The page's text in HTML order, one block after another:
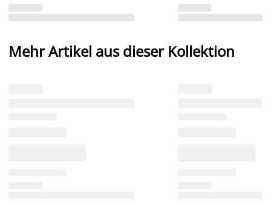
Mehr Artikel aus dieser Kollektion